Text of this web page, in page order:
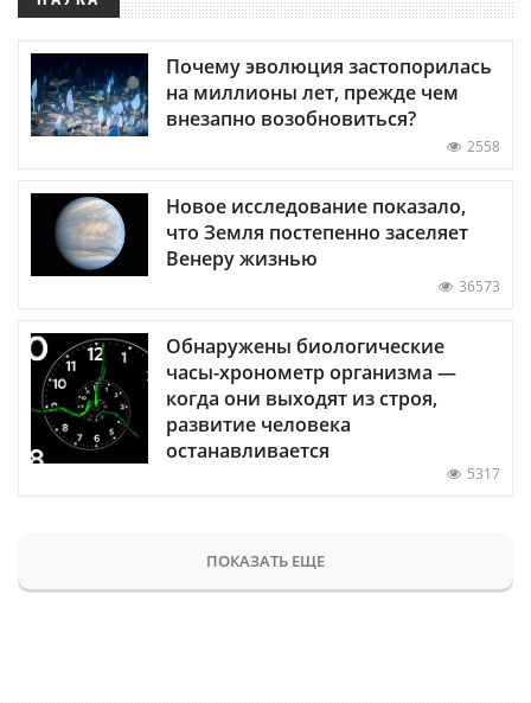
Почему эволюция застопорилась
на миллионы лет, прежде чем
внезапно возобновиться?
2558
Новое исследование показало,
что Земля постепенно заселяет
Венеру жизнью
36573
Обнаружены биологические
часы-хронометр организма —
когда они выходят из строя,
развитие человека
останавливается
5317
ПОКАЗАТЬ ЕЩЕ